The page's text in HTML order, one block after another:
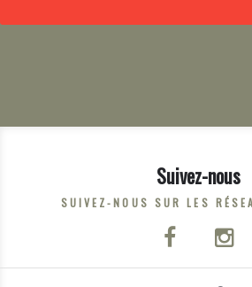
Suivez-nous
SUIVEZ-NOUS SUR LES